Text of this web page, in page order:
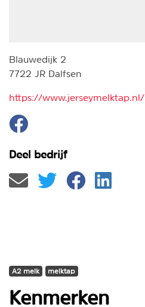
Blauwedijk 2
7722 JR Dalfsen
https://www.jerseymelktap.nl/
Deel bedrijf
A2 melk melktap
Kenmerken